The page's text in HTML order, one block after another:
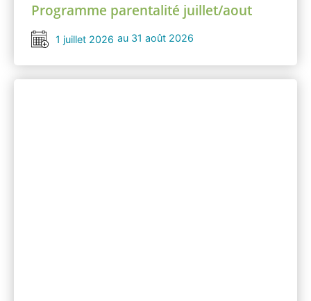
Programme parentalité juillet/aout
1 juillet 2026 au 31 août 2026